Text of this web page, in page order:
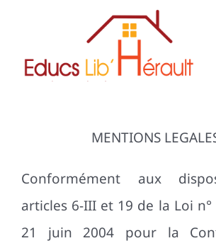
content
Nos accompagnements
Qui sommes-nous
Nos valeurs
MENTIONS
Conformément aux
articles 6-III et 19 de la Loi n°
21 juin 2004 pour la